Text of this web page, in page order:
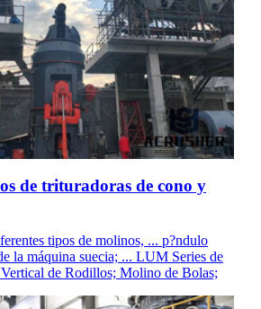
de trituradoras de cono y
tipos de molinos, ... p?ndulo
la máquina suecia; ... LUM Series de
de Rodillos; Molino de Bolas;